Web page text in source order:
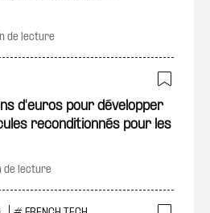
de lecture
d'euros pour développer
reconditionnés pour les
de lecture